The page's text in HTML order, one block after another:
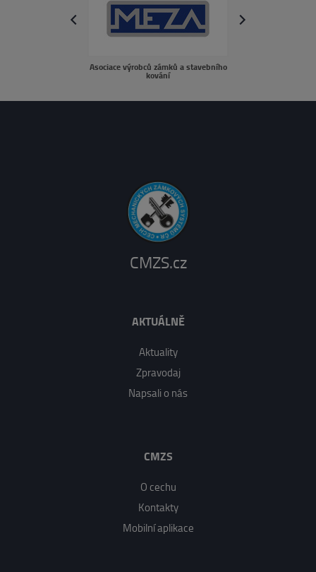
Asociace výrobců zámků a stavebního
kování
prev next
CMZS.cz
AKTUÁLNĚ
Aktuality
Zpravodaj
Napsali o nás
CMZS
O cechu
Kontakty
Mobilní aplikace